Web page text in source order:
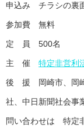
申込み チラシの裏
参加費 無料
定 員 500名
主 催 特定非営利
後 援 岡崎市、岡崎
社、中日新聞社会事
問い合わせは 特定